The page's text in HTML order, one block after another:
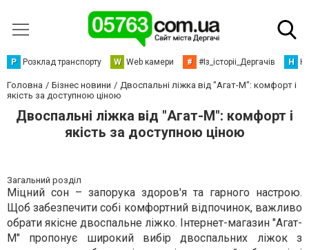
Р Розклад транспорту W Web камери # #Із_історіі_Дергачів Н
Головна Бізнес новини
Двоспальні ліжка від "Агат-М": комфорт і
якість за доступною ціною
Двоспальні ліжка від "Агат-М": комфорт і
якість за доступною ціною
Загальний розділ
Міцний сон – запорука здоров'я та гарного настрою.
Щоб забезпечити собі комфортний відпочинок, важливо
обрати якісне двоспальне ліжко. Інтернет-магазин "Агат-
М" пропонує широкий вибір двоспальних ліжок з